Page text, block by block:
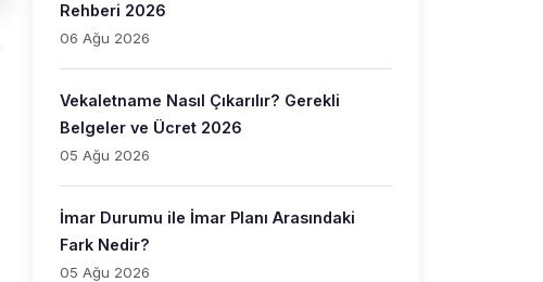
Rehberi 2026
06 Ağu 2026
Vekaletname Nasıl Çıkarılır? Gerekli
Belgeler ve Ücret 2026
05 Ağu 2026
İmar Durumu ile İmar Planı Arasındaki
Fark Nedir?
05 Ağu 2026